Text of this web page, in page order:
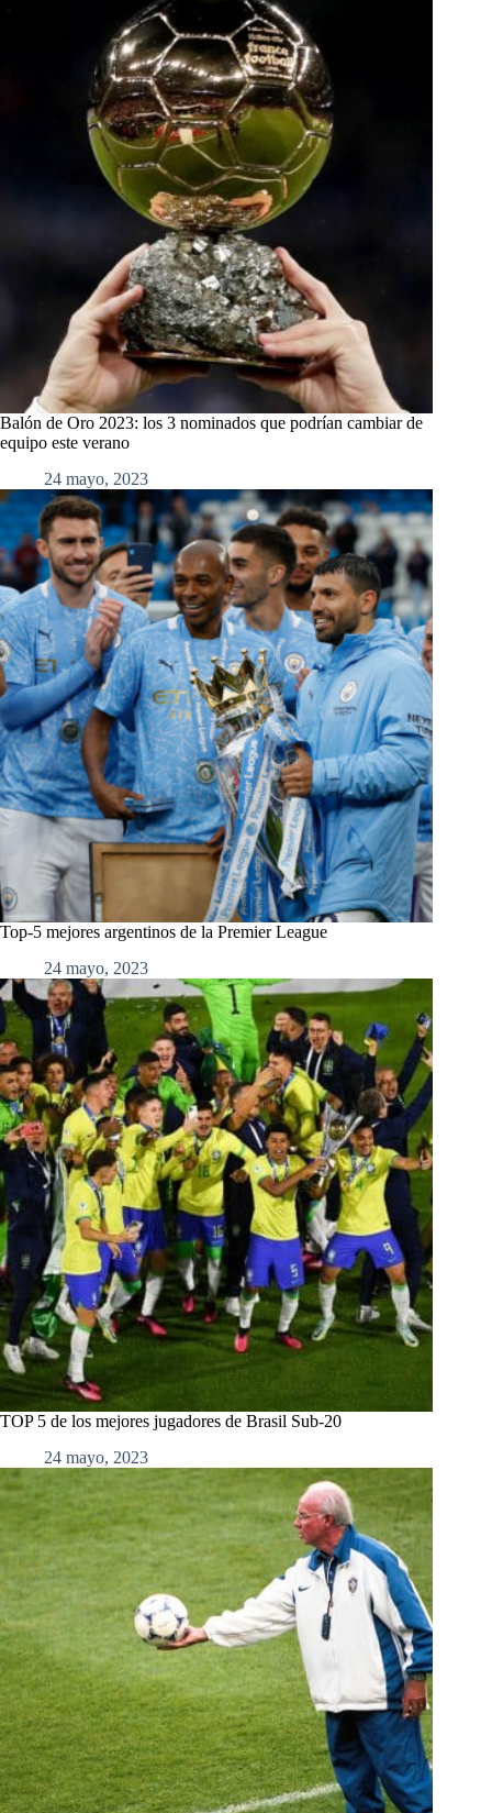
Balón de Oro 2023: los 3 nominados que podrían cambiar de
equipo este verano
24 mayo, 2023
Top-5 mejores argentinos de la Premier League
24 mayo, 2023
TOP 5 de los mejores jugadores de Brasil Sub-20
24 mayo, 2023